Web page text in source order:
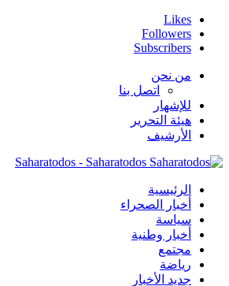
Likes
Followers
Subscribers
من نحن
اتصل بنا
للإشهار
هيئة التحرير
الأرشيف
Saharatodos - Saharatodos
الرئيسية
أخبار الصحراء
سياسة
أخبار وطنية
مجتمع
رياضة
جديد الأخبار